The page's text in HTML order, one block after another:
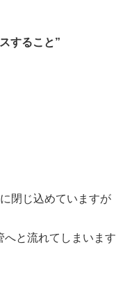
すること”
閉じ込めていますが
へと流れてしまいます